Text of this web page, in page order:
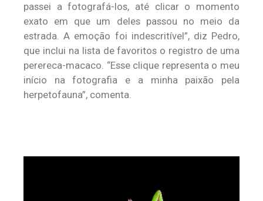
passei a fotografá-los, até clicar o momento
exato em que um deles passou no meio da
estrada. A emoção foi indescritível”, diz Pedro,
que inclui na lista de favoritos o registro de uma
perereca-macaco. “Esse clique representa o meu
início na fotografia e a minha paixão pela
herpetofauna”, comenta.